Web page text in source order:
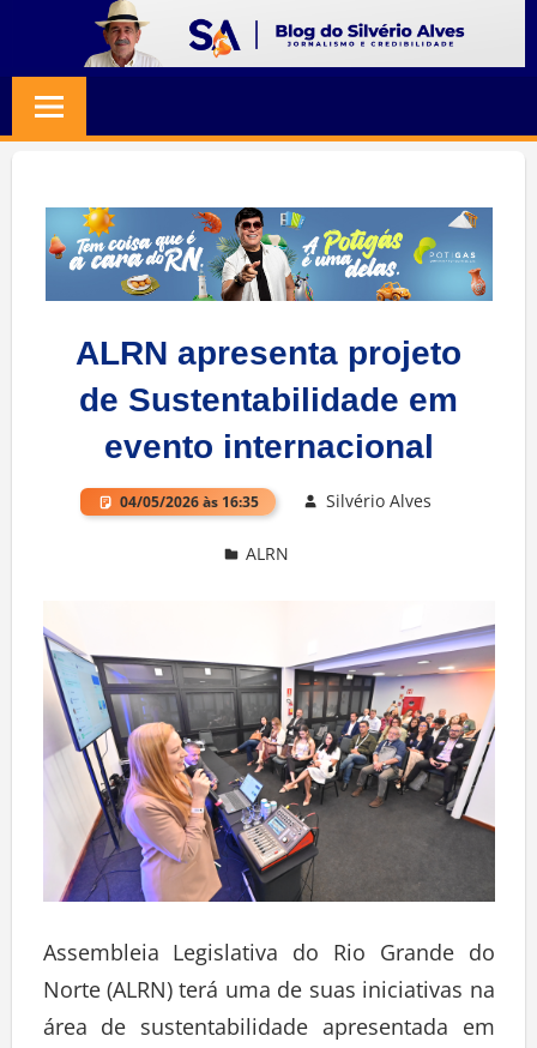
content
SILVERIO
ALVES
Jornalismo
Credibilidade
ALRN apresenta projeto
de Sustentabilidade em
evento internacional
04/05/2026 às 16:35 Silvério Alves
ALRN
Assembleia Legislativa do Rio Grande do
Norte (ALRN) terá uma de suas iniciativas na
área de sustentabilidade apresentada em